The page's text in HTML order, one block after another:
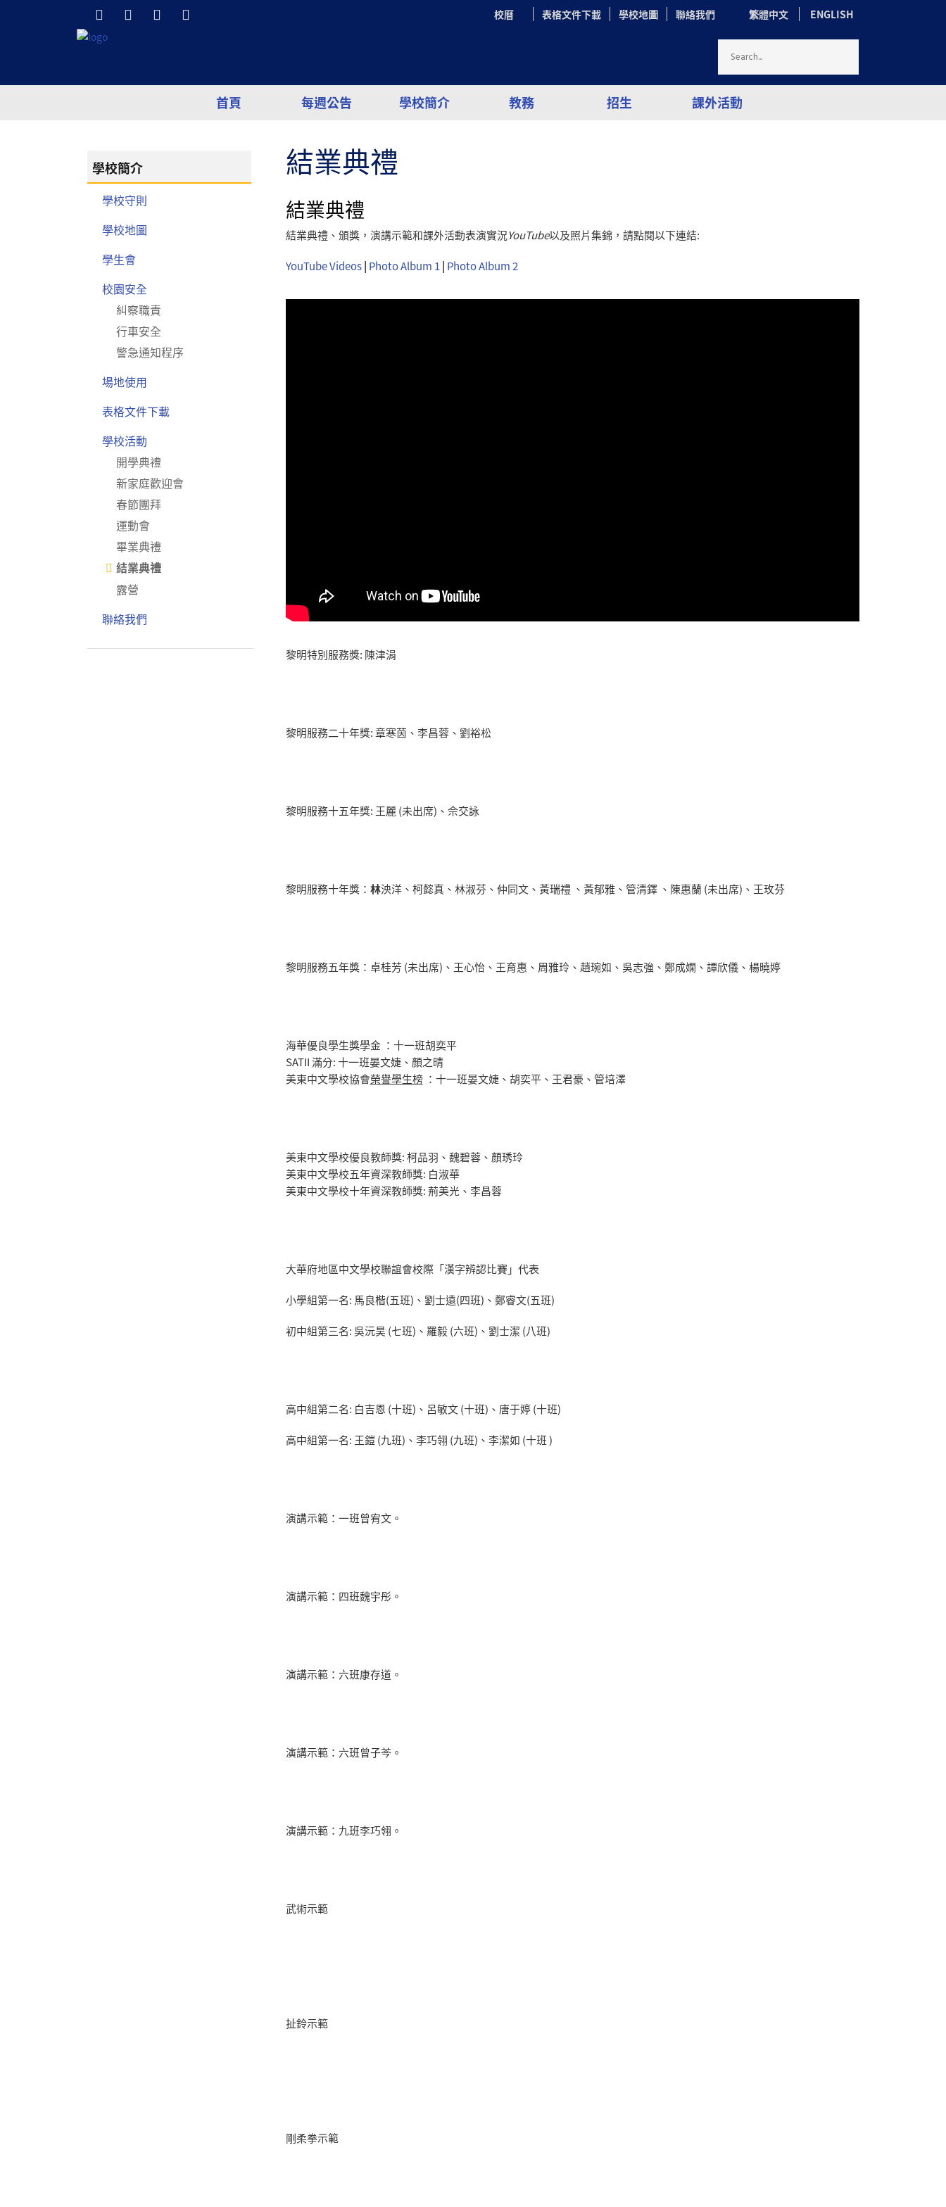
繁體中文 ENGLISH
校曆 表格文件下載 學校地圖 聯絡我們
首頁 每週公告 學校簡介 教務 招生 課外活動
學校簡介
學校守則
學校地圖
學生會
校園安全
糾察職責
行車安全
警急通知程序
場地使用
表格文件下載
學校活動
開學典禮
新家庭歡迎會
春節團拜
運動會
畢業典禮
結業典禮
露營
聯絡我們
結業典禮
結業典禮
結業典禮、頒獎，演講示範和課外活動表演實況YouTube以及照片集錦，請點閱以下連結:
YouTube Videos | Photo Album 1 | Photo Album 2
黎明特別服務獎: 陳津涓
黎明服務二十年獎: 章寒茵、李昌蓉、劉裕松
黎明服務十五年獎: 王麗 (未出席)、佘交詠
黎明服務十年獎： 林泱洋、柯懿真、林淑芬、仲同文、黃瑞禮 、黃郁雅、管清鐸 、陳惠蘭 (未出席)、王玫芬
黎明服務五年獎：卓桂芳 (未出席)、王心怡、王育惠、周雅玲、趙琬如、吳志強、鄭成嫻、譚欣儀、楊曉婷
海華優良學生獎學金 ：十一班胡奕平
SATII 滿分: 十一班晏文婕、顏之晴
美東中文學校協會榮譽學生榜：十一班晏文婕、胡奕平、王君豪、管培澤
美東中文學校優良教師獎: 柯品羽、魏碧蓉、顏琇玲
美東中文學校五年資深教師獎: 白淑華
美東中文學校十年資深教師獎: 荊美光、李昌蓉
大華府地區中文學校聯誼會校際「漢字辨認比賽」代表
小學組第一名: 馬良楷(五班)、劉士遠(四班)、鄭睿文(五班)
初中組第三名: 吳沅昊 (七班)、羅毅 (六班)、劉士潔 (八班)
高中組第二名: 白吉恩 (十班)、呂敏文 (十班)、唐于婷 (十班)
高中組第一名: 王鎧 (九班)、李巧翎 (九班)、李潔如 (十班 )
演講示範：一班曾宥文。
演講示範：四班魏宇彤。
演講示範：六班康存道。
演講示範：六班曾子芩。
演講示範：九班李巧翎。
武術示範
扯鈴示範
剛柔拳示範